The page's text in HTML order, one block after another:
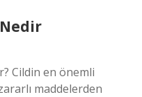
Cildin en önemli
maddelerden